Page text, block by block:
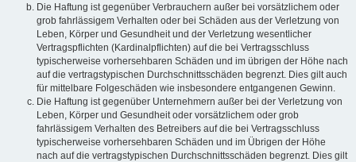
Die Haftung ist gegenüber Verbrauchern außer bei vorsätzlichem oder
grob fahrlässigem Verhalten oder bei Schäden aus der Verletzung von
Leben, Körper und Gesundheit und der Verletzung wesentlicher
Vertragspflichten (Kardinalpflichten) auf die bei Vertragsschluss
typischerweise vorhersehbaren Schäden und im übrigen der Höhe nach
auf die vertragstypischen Durchschnittsschäden begrenzt. Dies gilt auch
für mittelbare Folgeschäden wie insbesondere entgangenen Gewinn.
Die Haftung ist gegenüber Unternehmern außer bei der Verletzung von
Leben, Körper und Gesundheit oder vorsätzlichem oder grob
fahrlässigem Verhalten des Betreibers auf die bei Vertragsschluss
typischerweise vorhersehbaren Schäden und im Übrigen der Höhe
nach auf die vertragstypischen Durchschnittsschäden begrenzt. Dies gilt